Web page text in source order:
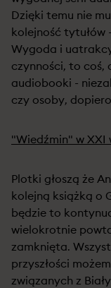
Dzięki temu nie
kolejność tytułów
Wygoda i
czynności, to coś,
audiobooki -
czy osoby,
"Wiedźmin" w XXI
Plotki głoszą że
kolejną książką o
będzie to
wielokrotnie
zamknięta.
przyszłości
związanych z